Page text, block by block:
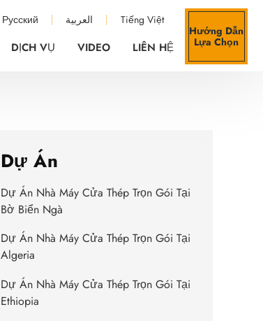
Hướng Dẫn
Lựa Chọn
Русский العربية Tiếng Việt
DỊCH VỤ VIDEO LIÊN HỆ
Dự Án
Dự Án Nhà Máy Cửa Thép Trọn Gói Tại
Bờ Biển Ngà
Dự Án Nhà Máy Cửa Thép Trọn Gói Tại
Algeria
Dự Án Nhà Máy Cửa Thép Trọn Gói Tại
Ethiopia